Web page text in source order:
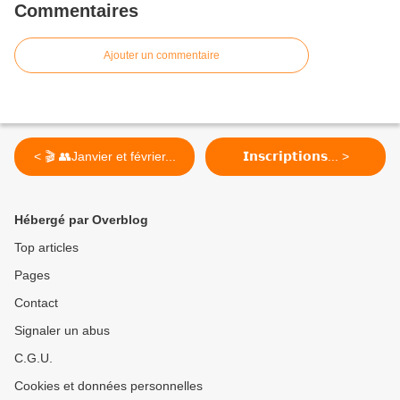
Commentaires
Ajouter un commentaire
< 🎬 👥Janvier et février... 𝗜𝗻𝘀𝗰𝗿𝗶𝗽𝘁𝗶𝗼𝗻𝘀... >
Hébergé par Overblog
Top articles
Pages
Contact
Signaler un abus
C.G.U.
Cookies et données personnelles